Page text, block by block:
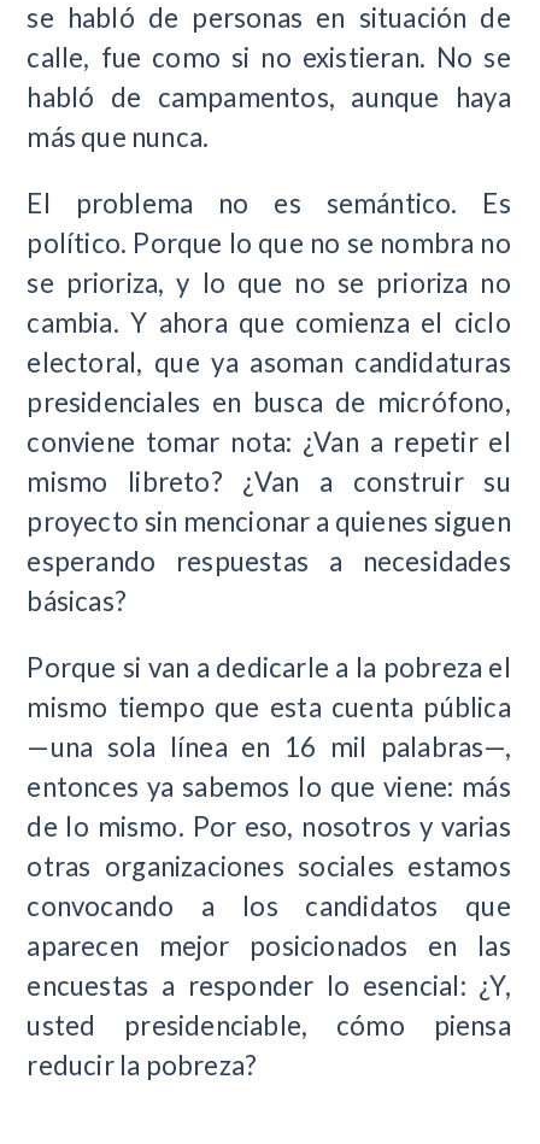
se habló de personas en situación de
calle, fue como si no existieran. No se
habló de campamentos, aunque haya
más que nunca.
El problema no es semántico. Es
político. Porque lo que no se nombra no
se prioriza, y lo que no se prioriza no
cambia. Y ahora que comienza el ciclo
electoral, que ya asoman candidaturas
presidenciales en busca de micrófono,
conviene tomar nota: ¿Van a repetir el
mismo libreto? ¿Van a construir su
proyecto sin mencionar a quienes siguen
esperando respuestas a necesidades
básicas?
Porque si van a dedicarle a la pobreza el
mismo tiempo que esta cuenta pública
—una sola línea en 16 mil palabras—,
entonces ya sabemos lo que viene: más
de lo mismo. Por eso, nosotros y varias
otras organizaciones sociales estamos
convocando a los candidatos que
aparecen mejor posicionados en las
encuestas a responder lo esencial: ¿Y,
usted presidenciable, cómo piensa
reducir la pobreza?